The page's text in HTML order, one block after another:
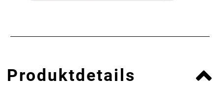
Produktdetails